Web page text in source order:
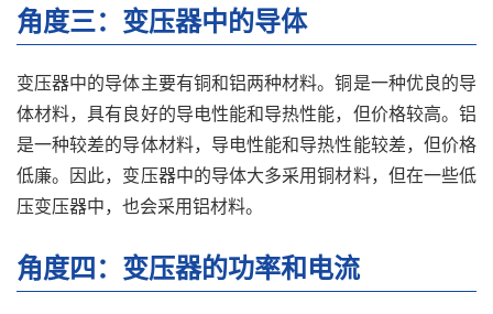
角度三：变压器中的导体
变压器中的导体主要有铜和铝两种材料。铜是一种优良的导
体材料，具有良好的导电性能和导热性能，但价格较高。铝
是一种较差的导体材料，导电性能和导热性能较差，但价格
低廉。因此，变压器中的导体大多采用铜材料，但在一些低
压变压器中，也会采用铝材料。
角度四：变压器的功率和电流